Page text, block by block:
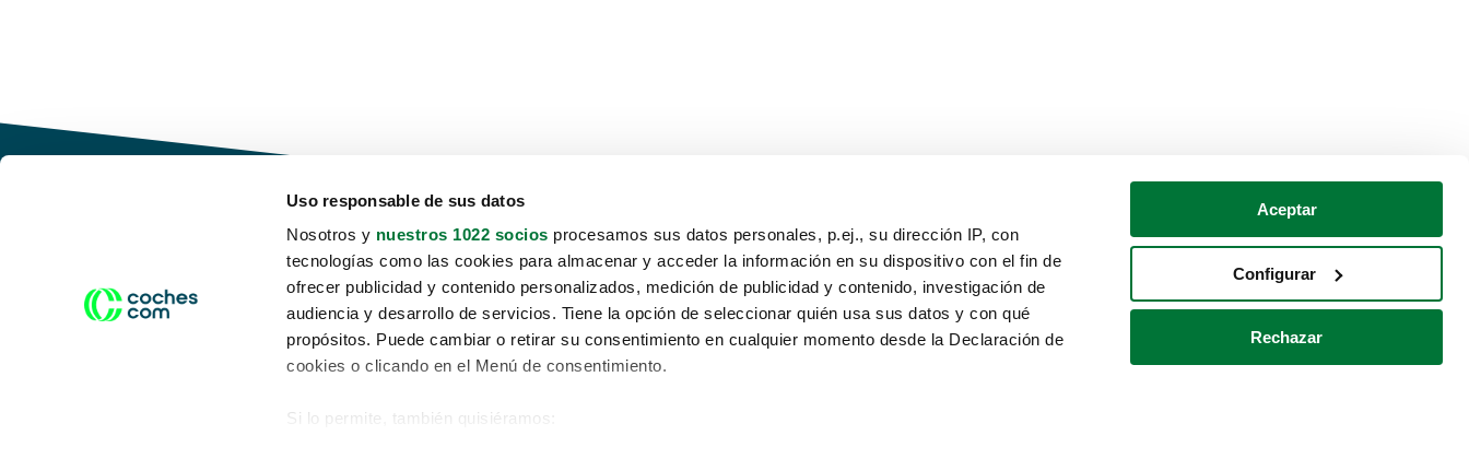
Uso responsable de sus datos
Nosotros y nuestros 1022 socios procesamos sus datos personales, p.ej., su dirección IP, con
tecnologías como las cookies para almacenar y acceder la información en su dispositivo con el fin de
ofrecer publicidad y contenido personalizados, medición de publicidad y contenido, investigación de
audiencia y desarrollo de servicios. Tiene la opción de seleccionar quién usa sus datos y con qué
propósitos. Puede cambiar o retirar su consentimiento en cualquier momento desde la Declaración de
cookies o clicando en el Menú de consentimiento.
Si lo permite, también quisiéramos:
Aceptar
Configurar
Rechazar
Conduce tu futuro,
desata tu movilidad